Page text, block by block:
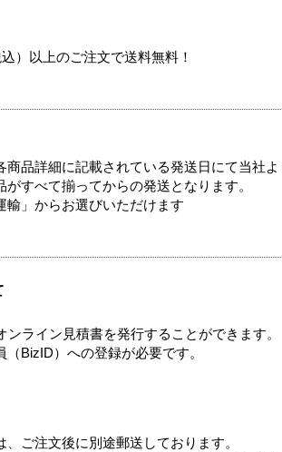
）以上のご注文で送料無料！
品詳細に記載されている発送日にて当社よ
すべて揃ってからの発送となります。
」からお選びいただけます
ライン見積書を発行することができます。
BizID）への登録が必要です。
ご注文後に別途郵送しております。